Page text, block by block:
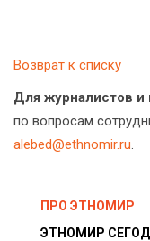
Возврат к списку
Для журналистов и
по вопросам
alebed@ethnomir.ru.
ПРО ЭТНОМИР
ЭТНОМИР